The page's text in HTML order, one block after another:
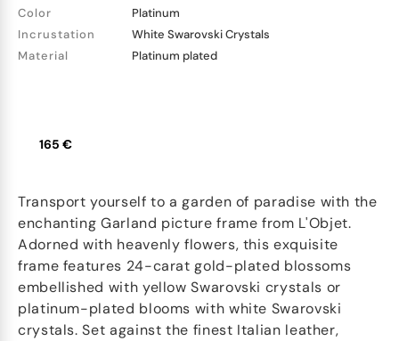
Color
Platinum
Incrustation
White Swarovski Crystals
Material
Platinum plated
165 €
Transport yourself to a garden of paradise with the
enchanting Garland picture frame from L'Objet.
Adorned with heavenly flowers, this exquisite
frame features 24-carat gold-plated blossoms
embellished with yellow Swarovski crystals or
platinum-plated blooms with white Swarovski
crystals. Set against the finest Italian leather,